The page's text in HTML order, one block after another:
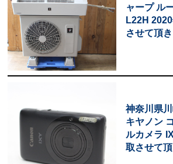
ャープ ル
L22H
させて頂き
神奈川県
キヤノン
ルカメラ
取させて頂